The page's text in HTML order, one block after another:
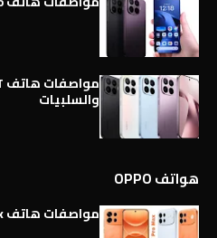
والسلبيات
هواتف OPPO
مواصفات هاتف Oppo A7 Pro Max كاملة